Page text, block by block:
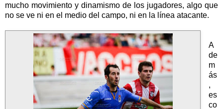
mucho movimiento y dinamismo de los jugadores, algo que
no se ve ni en el medio del campo, ni en la línea atacante.
A
de
m
ás
,
es
co